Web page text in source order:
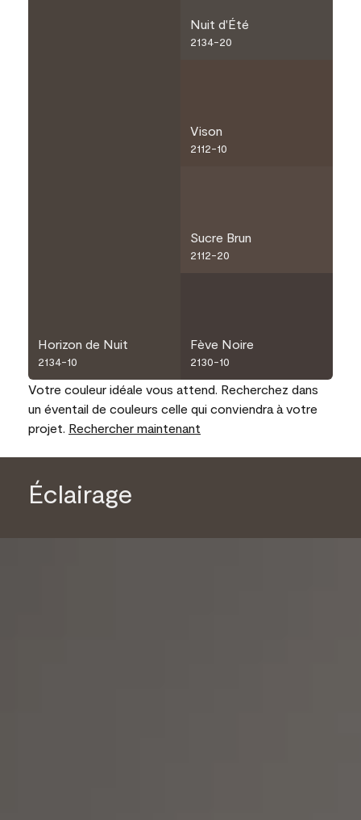
Horizon de Nuit
2134-10
Nuit d'Été
2134-20
Vison
2112-10
Sucre Brun
2112-20
Fève Noire
2130-10
Votre couleur idéale vous attend. Recherchez dans
un éventail de couleurs celle qui conviendra à votre
projet. Rechercher maintenant
Éclairage